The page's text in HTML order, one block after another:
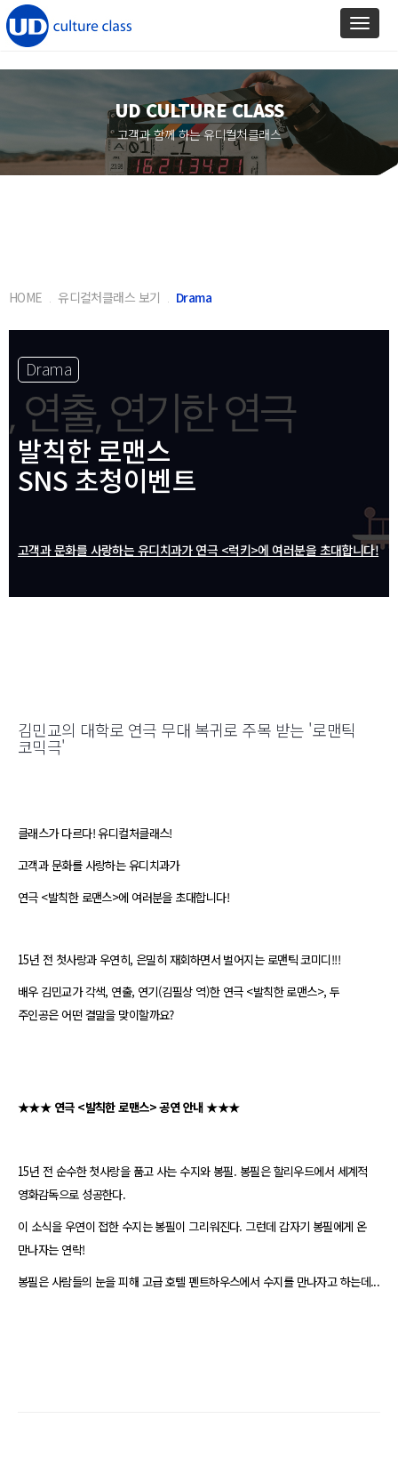
UD CULTURE CLASS
고객과 함께 하는 유디컬처클래스
HOME 유디컬처클래스 보기 Drama
Drama
발칙한 로맨스
SNS 초청이벤트
고객과 문화를 사랑하는 유디치과가 연극 <럭키>에 여러분을 초대합니다!
김민교의 대학로 연극 무대 복귀로 주목 받는 '로맨틱
코믹극'
클래스가 다르다! 유디컬처클래스!
고객과 문화를 사랑하는 유디치과가
연극 <발칙한 로맨스>에 여러분을 초대합니다!
15년 전 첫사랑과 우연히, 은밀히 재회하면서 벌어지는 로맨틱 코미디!!!
배우 김민교가 각색, 연출, 연기(김필상 역)한 연극 <발칙한 로맨스>, 두
주인공은 어떤 결말을 맞이할까요?
★★★ 연극 <발칙한 로맨스> 공연 안내 ★★★
15년 전 순수한 첫사랑을 품고 사는 수지와 봉필. 봉필은 할리우드에서 세계적
영화감독으로 성공한다.
이 소식을 우연이 접한 수지는 봉필이 그리워진다. 그런데 갑자기 봉필에게 온
만나자는 연락!
봉필은 사람들의 눈을 피해 고급 호텔 펜트하우스에서 수지를 만나자고 하는데...